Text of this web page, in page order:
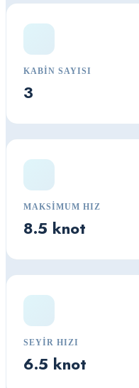
KABIN SAYISI
3
MAKSIMUM HIZ
8.5 knot
SEYIR HIZI
6.5 knot